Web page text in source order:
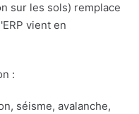
sur les sols) remplace
vient en
:
séisme, avalanche,